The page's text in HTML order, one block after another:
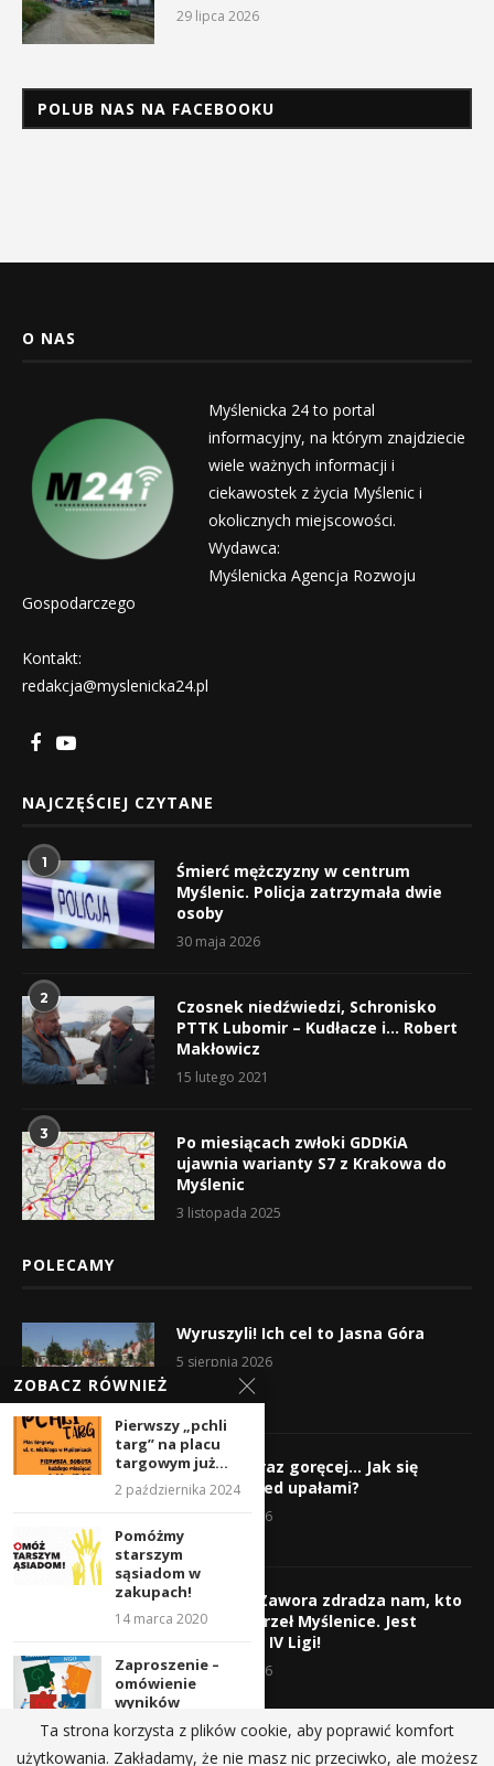
29 lipca 2026
POLUB NAS NA FACEBOOKU
O NAS
Myślenicka 24 to portal
informacyjny, na którym znajdziecie
wiele ważnych informacji i
ciekawostek z życia Myślenic i
okolicznych miejscowości.
Wydawca:
Myślenicka Agencja Rozwoju
Gospodarczego
Kontakt:
redakcja@myslenicka24.pl
NAJCZĘŚCIEJ CZYTANE
1
Śmierć mężczyzny w centrum
Myślenic. Policja zatrzymała dwie
osoby
30 maja 2026
2
Czosnek niedźwiedzi, Schronisko
PTTK Lubomir – Kudłacze i… Robert
Makłowicz
15 lutego 2021
3
Po miesiącach zwłoki GDDKiA
ujawnia warianty S7 z Krakowa do
Myślenic
3 listopada 2025
POLECAMY
Wyruszyli! Ich cel to Jasna Góra
5 sierpnia 2026
Gorąco, coraz goręcej… Jak się
chronić przed upałami?
4 sierpnia 2026
Krzysztof Zawora zdradza nam, kto
wzmocni Orzeł Myślenice. Jest
nazwisko z IV Ligi!
3 sierpnia 2026
ZOBACZ RÓWNIEŻ
Pierwszy „pchli
targ” na placu
targowym już...
2 października 2024
Pomóżmy
starszym
sąsiadom w
zakupach!
14 marca 2020
Zaproszenie –
omówienie
wyników
diagnozy
współpracy
UMiG...
Ta strona korzysta z plików cookie, aby poprawić komfort
użytkowania. Zakładamy, że nie masz nic przeciwko, ale możesz